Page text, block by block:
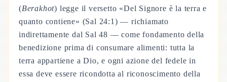
(Berakhot) legge il versetto «Del Signore è la terra e
quanto contiene» (Sal 24:1) — richiamato
indirettamente dal Sal 48 — come fondamento della
benedizione prima di consumare alimenti: tutta la
terra appartiene a Dio, e ogni azione del fedele in
essa deve essere ricondotta al riconoscimento della